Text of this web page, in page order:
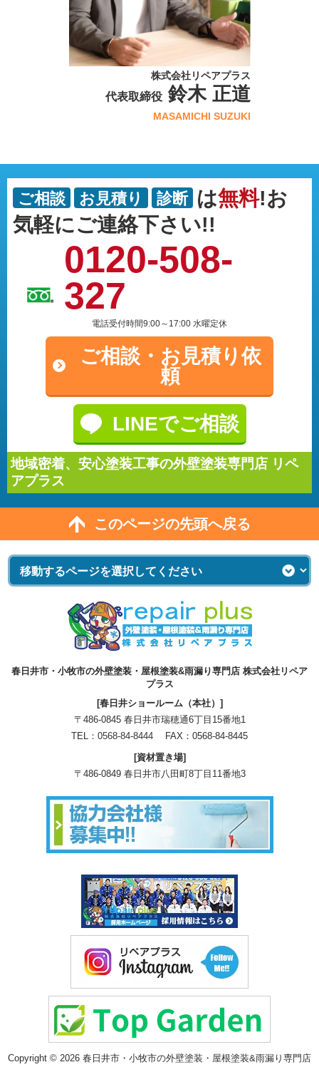
株式会社リペアプラス
代表取締役鈴木 正道
MASAMICHI SUZUKI
ご相談 お見積り 診断 は無料!お
気軽にご連絡下さい!!
0120-508-
327
電話受付時間9:00～17:00 水曜定休
ご相談・ お見積り依
頼
LINEでご相談
地域密着、安心塗装工事の外壁塗装専門店 リペ
アプラス
このページの先頭へ戻る
春日井市・小牧市の外壁塗装・屋根塗装&雨漏り専門店 株式会社リペア
プラス
[春日井ショールーム（本社）]
〒486-0845 春日井市瑞穂通6丁目15番地1
TEL： 0568-84-8444 FAX：0568-84-8445
[資材置き場]
〒486-0849 春日井市八田町8丁目11番地3
Copyright © 2026 春日井市・小牧市の外壁塗装・屋根塗装&雨漏り専門店